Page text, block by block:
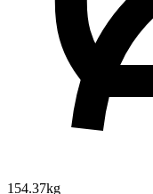
154.37kg